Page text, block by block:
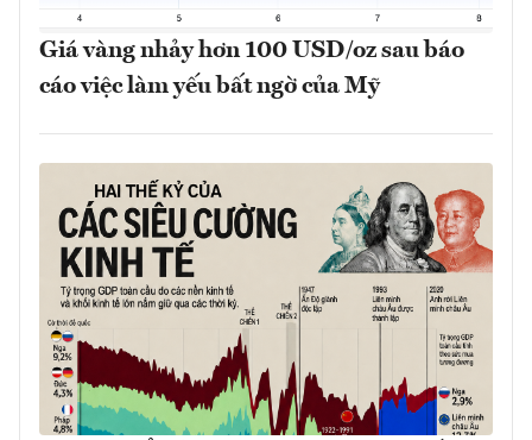
Giá vàng nhảy hơn 100 USD/oz sau báo
cáo việc làm yếu bất ngờ của Mỹ